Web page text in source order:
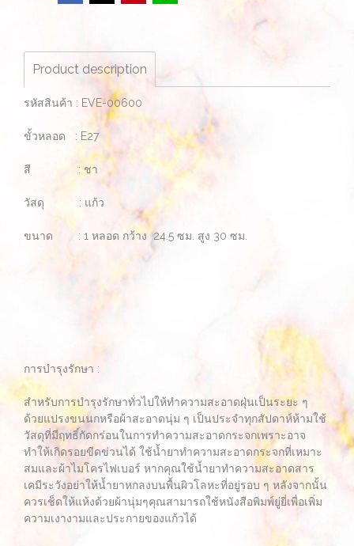
Product description
รหัสสินค้า : EVE-00600
ขั้วหลอด : E27
สี : ชา
วัสดุ : แก้ว
ขนาด : 1 หลอด กว้าง 24.5 ซม. สูง 30 ซม.
การบำรุงรักษา :
สำหรับการบำรุงรักษาทั่วไปให้ทำความสะอาดฝุ่นเป็นระยะ ๆ
ด้วยแปรงขนนกหรือผ้าสะอาดนุ่ม ๆ เป็นประจำทุกสัปดาห์ห้ามใช้
วัสดุที่มีฤทธิ์กัดกร่อนในการทำความสะอาดกระจกเพราะอาจ
ทำให้เกิดรอยขีดข่วนได้ ใช้น้ำยาทำความสะอาดกระจกที่เหมาะ
สมและผ้าไมโครไฟเบอร์ หากคุณใช้น้ำยาทำความสะอาดสาร
เคมีระวังอย่าให้น้ำยาหกลงบนพื้นผิวโลหะที่อยู่รอบ ๆ หลังจากนั้น
ควรเช็ดให้แห้งด้วยผ้านุ่มๆคุณสามารถใช้หนังสือพิมพ์ยู่ยี่เพื่อเพิ่ม
ความเงางามและประกายของแก้วได้